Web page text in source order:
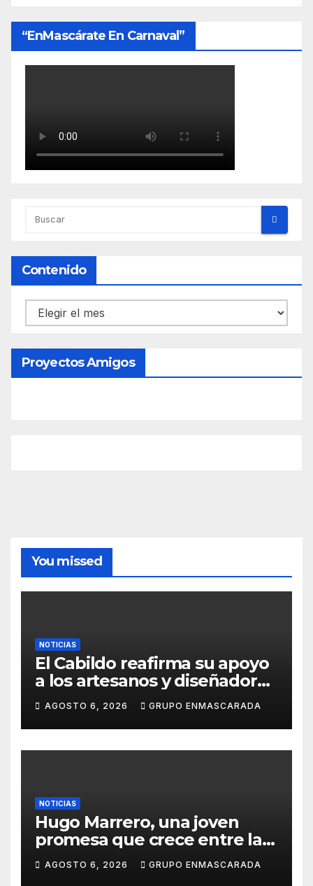
“EnMascárate En Carnaval”
Contenido
Contenido
Proyectos Amigos
You missed
NOTICIAS
El Cabildo reafirma su apoyo
a los artesanos y diseñadores
del Carnaval de Tenerife
AGOSTO 6, 2026 GRUPO ENMASCARADA
NOTICIAS
Hugo Marrero, una joven
promesa que crece entre la
música y la pasión por el
Carnaval
AGOSTO 6, 2026 GRUPO ENMASCARADA